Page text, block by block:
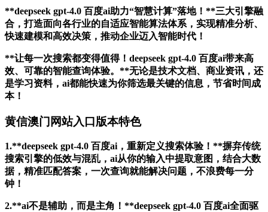
**deepseek gpt-4.0 百度ai助力“智慧计算”落地！**三大引擎融
合，打造面向各行业的自适应智能算法体系，实现精准分析、
快速建模和高效决策，推动企业迈入智能时代！
**让每一次搜索都变得值得！deepseek gpt-4.0 百度ai带来高
效、可靠的智能查询体验。**无论是技术文档、商业资讯，还
是学习资料，ai都能快速为你筛选最关键的信息，节省时间成
本！
黄信澳门网站入口版本特色
1.**deepseek gpt-4.0 百度ai，重新定义搜索体验！**摒弃传统
搜索引擎的低效与混乱，ai从你的输入中提取意图，结合大数
据，精准匹配答案，一次查询就能解决问题，不浪费每一分
钟！
2.**ai不是辅助，而是主角！**deepseek gpt-4.0 百度ai全面驱